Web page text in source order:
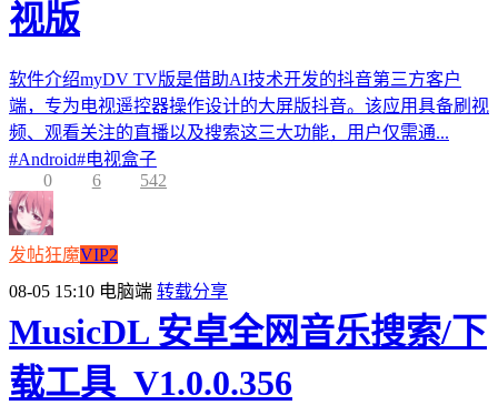
视版
软件介绍myDV TV版是借助AI技术开发的抖音第三方客户
端，专为电视遥控器操作设计的大屏版抖音。该应用具备刷视
频、观看关注的直播以及搜索这三大功能，用户仅需通...
#Android#电视盒子
0
6 542
发帖狂魔VIP2
08-05 15:10 电脑端 转载分享
MusicDL 安卓全网音乐搜索/下
载工具_V1.0.0.356